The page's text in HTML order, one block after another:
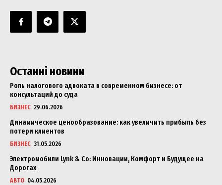
Останні новини
Роль налогового адвоката в современном бизнесе: от
консультаций до суда
БИЗНЕС 29.06.2026
Динамическое ценообразование: как увеличить прибыль без
потери клиентов
БИЗНЕС 31.05.2026
Электромобили Lynk & Co: Инновации, Комфорт и Будущее на
Дорогах
АВТО 04.05.2026